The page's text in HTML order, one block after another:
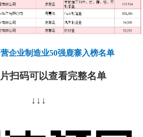
企业制造业50强鹿寨入榜名单
扫码可以查看完整名单
↓↓↓